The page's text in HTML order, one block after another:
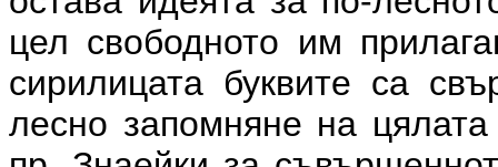
цел свободното им
сирилицата буквите са
лесно запомняне на